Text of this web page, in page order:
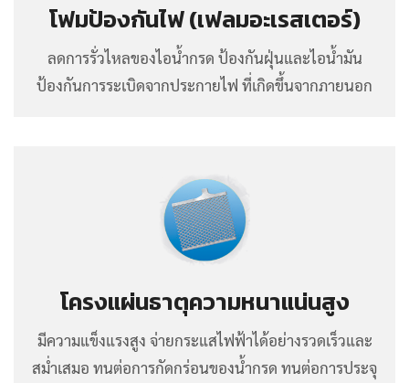
โฟมป้องกันไฟ (เฟลมอะเรสเตอร์)
ลดการรั่วไหลของไอน้ำกรด ป้องกันฝุ่นและไอน้ำมัน
ป้องกันการระเบิดจากประกายไฟ ที่เกิดขึ้นจากภายนอก
โครงแผ่นธาตุความหนาแน่นสูง
มีความแข็งแรงสูง จ่ายกระแสไฟฟ้าได้อย่างรวดเร็วและ
สม่ำเสมอ ทนต่อการกัดกร่อนของน้ำกรด ทนต่อการประจุ